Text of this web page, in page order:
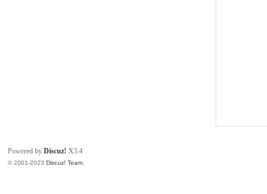
Powered byDiscuz! X3.4
© 2001-2023Discuz! Team